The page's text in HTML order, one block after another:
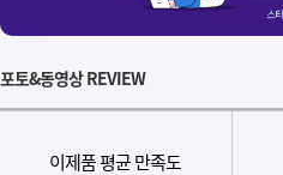
포토&동영상 REVIEW
이제품 평균 만족도